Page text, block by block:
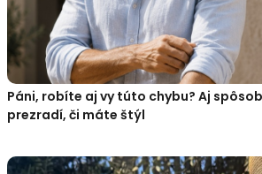
Páni, robíte aj vy túto chybu? Aj
prezradí, či máte štýl